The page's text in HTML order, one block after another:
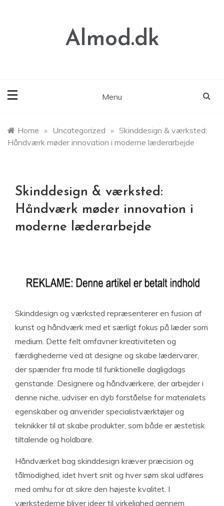
Almod.dk
Menu
Home » Uncategorized » Skinddesign & værksted:
Håndværk møder innovation i moderne læderarbejde
Skinddesign & værksted:
Håndværk møder innovation i
moderne læderarbejde
Skinddesign og værksted repræsenterer en fusion af
kunst og håndværk med et særligt fokus på læder som
medium. Dette felt omfavner kreativiteten og
færdighederne ved at designe og skabe lædervarer,
der spænder fra mode til funktionelle dagligdags
genstande. Designere og håndværkere, der arbejder i
denne niche, udviser en dyb forståelse for materialets
egenskaber og anvender specialistværktøjer og
teknikker til at skabe produkter, som både er æstetisk
tiltalende og holdbare.
Håndværket bag skinddesign kræver præcision og
tålmodighed, idet hvert snit og hver søm skal udføres
med omhu for at sikre den højeste kvalitet. I
værkstederne bliver ideer til virkelighed gennem